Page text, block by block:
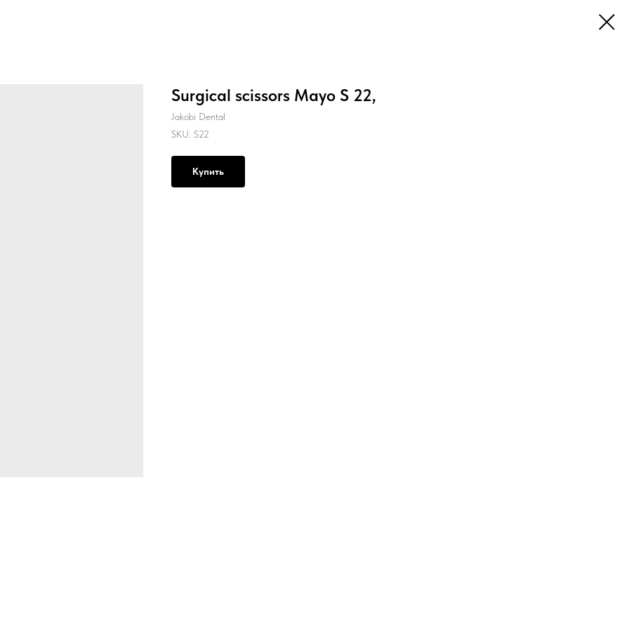
Surgical scissors Mayo S 22,
Jakobi Dental
SKU: S22
Купить